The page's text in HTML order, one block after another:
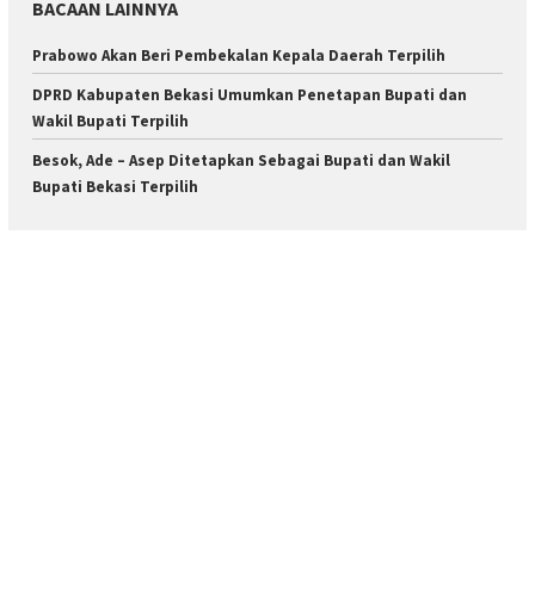
BACAAN LAINNYA
Prabowo Akan Beri Pembekalan Kepala Daerah Terpilih
DPRD Kabupaten Bekasi Umumkan Penetapan Bupati dan
Wakil Bupati Terpilih
Besok, Ade – Asep Ditetapkan Sebagai Bupati dan Wakil
Bupati Bekasi Terpilih